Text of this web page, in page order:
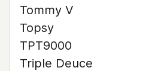
Tommy V
Topsy
TPT9000
Triple Deuce